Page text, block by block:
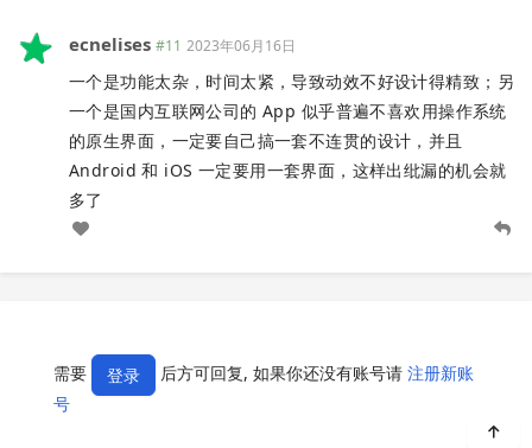
ecnelises #11 2023年06月16日
一个是功能太杂，时间太紧，导致动效不好设计得精致；另
一个是国内互联网公司的 App 似乎普遍不喜欢用操作系统
的原生界面，一定要自己搞一套不连贯的设计，并且
Android 和 iOS 一定要用一套界面，这样出纰漏的机会就
多了
需要 登录 后方可回复, 如果你还没有账号请 注册新账
号